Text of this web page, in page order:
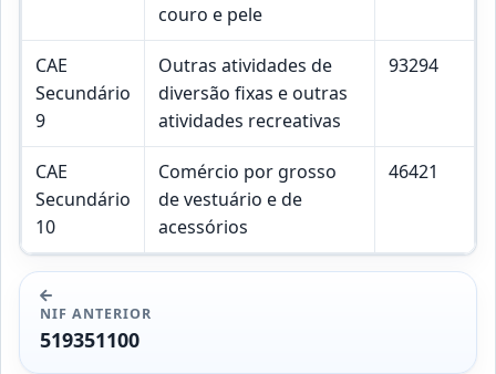
couro e pele
CAE
Secundário
9
Outras atividades de
diversão fixas e outras
atividades recreativas
93294
CAE
Secundário
10
Comércio por grosso
de vestuário e de
acessórios
46421
NIF ANTERIOR
519351100